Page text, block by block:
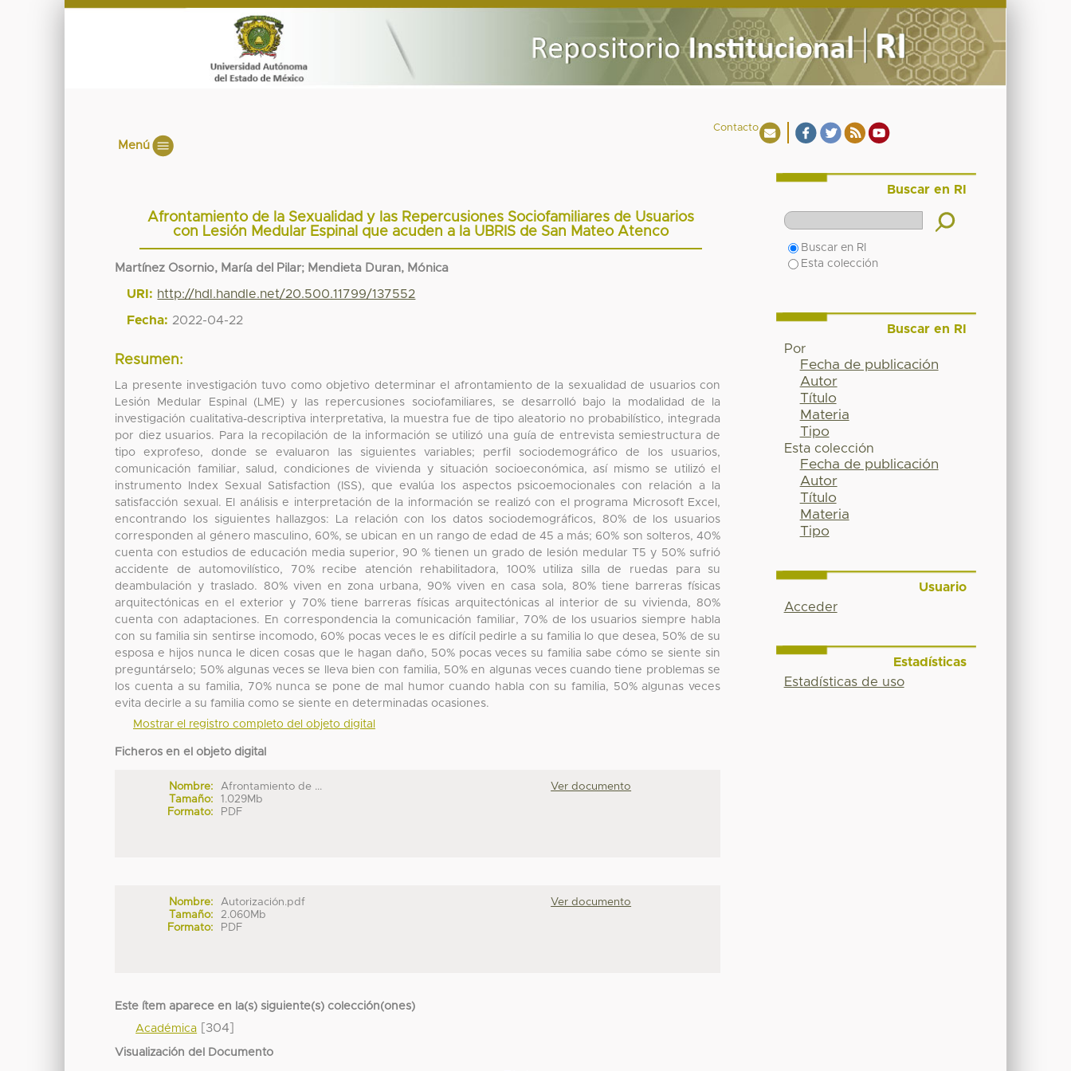
Contacto
Menú
Afrontamiento de la Sexualidad y las Repercusiones Sociofamiliares de Usuarios
con Lesión Medular Espinal que acuden a la UBRIS de San Mateo Atenco
Martínez Osornio, María del Pilar; Mendieta Duran, Mónica
URI: http://hdl.handle.net/20.500.11799/137552
Fecha: 2022-04-22
Resumen:
La presente investigación tuvo como objetivo determinar el afrontamiento de la sexualidad de usuarios con
Lesión Medular Espinal (LME) y las repercusiones sociofamiliares, se desarrolló bajo la modalidad de la
investigación cualitativa-descriptiva interpretativa, la muestra fue de tipo aleatorio no probabilístico, integrada
por diez usuarios. Para la recopilación de la información se utilizó una guía de entrevista semiestructura de
tipo exprofeso, donde se evaluaron las siguientes variables; perfil sociodemográfico de los usuarios,
comunicación familiar, salud, condiciones de vivienda y situación socioeconómica, así mismo se utilizó el
instrumento Index Sexual Satisfaction (ISS), que evalúa los aspectos psicoemocionales con relación a la
satisfacción sexual. El análisis e interpretación de la información se realizó con el programa Microsoft Excel,
encontrando los siguientes hallazgos: La relación con los datos sociodemográficos, 80% de los usuarios
corresponden al género masculino, 60%, se ubican en un rango de edad de 45 a más; 60% son solteros, 40%
cuenta con estudios de educación media superior, 90 % tienen un grado de lesión medular T5 y 50% sufrió
accidente de automovilístico, 70% recibe atención rehabilitadora, 100% utiliza silla de ruedas para su
deambulación y traslado. 80% viven en zona urbana, 90% viven en casa sola, 80% tiene barreras físicas
arquitectónicas en el exterior y 70% tiene barreras físicas arquitectónicas al interior de su vivienda, 80%
cuenta con adaptaciones. En correspondencia la comunicación familiar, 70% de los usuarios siempre habla
con su familia sin sentirse incomodo, 60% pocas veces le es difícil pedirle a su familia lo que desea, 50% de su
esposa e hijos nunca le dicen cosas que le hagan daño, 50% pocas veces su familia sabe cómo se siente sin
preguntárselo; 50% algunas veces se lleva bien con familia, 50% en algunas veces cuando tiene problemas se
los cuenta a su familia, 70% nunca se pone de mal humor cuando habla con su familia, 50% algunas veces
evita decirle a su familia como se siente en determinadas ocasiones.
Mostrar el registro completo del objeto digital
Ficheros en el objeto digital
Nombre:
Afrontamiento de ...
Tamaño:
1.029Mb
Formato:
PDF
Ver documento
Nombre:
Autorización.pdf
Tamaño:
2.060Mb
Formato:
PDF
Ver documento
Este ítem aparece en la(s) siguiente(s) colección(ones)
Académica [304]
Visualización del Documento
Buscar en RI
Buscar en RI
Esta colección
Buscar en RI
Por
Fecha de publicación
Autor
Título
Materia
Tipo
Esta colección
Fecha de publicación
Autor
Título
Materia
Tipo
Usuario
Acceder
Estadísticas
Estadísticas de uso